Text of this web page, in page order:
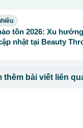
tồn 2026: Xu
nhật tại Beauty
thêm bài viết liên